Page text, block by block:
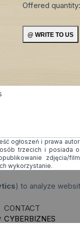
Offered
ogłoszeń i prawa
trzecich i posiada
zdjęcia/
wykorzystanie.
) to analyze
.
CONTACT
CYBERBIZNES